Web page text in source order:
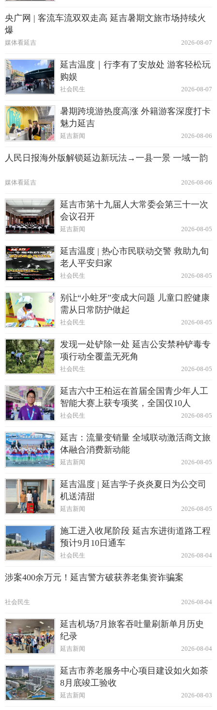
央广网 | 客流车流双双走高 延吉暑期文旅市场持续火
爆
2026-08-07
媒体看延吉
延吉温度｜行李有了安放处 游客轻松玩
购娱
2026-08-07
社会民生
暑期跨境游热度高涨 外籍游客深度打卡
魅力延吉
2026-08-06
延吉新闻
人民日报海外版解锁延边新玩法→一县一景 一域一韵
2026-08-06
媒体看延吉
延吉市第十九届人大常委会第三十一次
会议召开
2026-08-05
延吉新闻
延吉温度 | 热心市民联动交警 救助九旬
老人平安归家
2026-08-05
社会民生
别让“小蛀牙”变成大问题 儿童口腔健康
需从日常防护做起
2026-08-05
社会民生
发现一处铲除一处 延吉公安禁种铲毒专
项行动全覆盖无死角
2026-08-05
社会民生
延吉六中王柏运在首届全国青少年人工
智能大赛上获专项奖，全国仅10人
2026-08-05
社会民生
延吉：流量变销量 全域联动激活商文旅
体融合消费新动能
2026-08-05
延吉新闻
延吉温度 | 延吉学子炎炎夏日为公交司
机送清甜
2026-08-05
延吉新闻
施工进入收尾阶段 延吉东进街道路工程
预计9月10日通车
2026-08-04
社会民生
涉案400余万元！延吉警方破获养老集资诈骗案
2026-08-04
社会民生
延吉机场7月旅客吞吐量刷新单月历史
纪录
2026-08-04
延吉新闻
延吉市养老服务中心项目建设如火如荼
8月底竣工验收
2026-08-03
延吉新闻